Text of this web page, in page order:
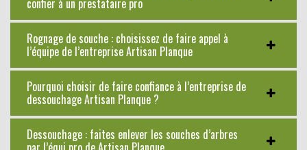
confier à un prestataire pro
Rognage de souche : choisissez de faire appel à
l’équipe de l’entreprise Artisan Planque
Pourquoi choisir de faire confiance à l’entreprise de
dessouchage Artisan Planque ?
Dessouchage : faites enlever les souches d’arbres